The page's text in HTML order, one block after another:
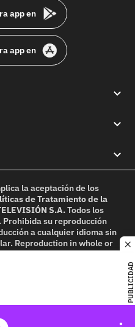
PUBLICIDAD
app en
app en
la aceptación de los
de Tratamiento de la
S.A.Todos los
Prohibida su reproducción
a cualquier idioma sin
Reproduction in whole or
written permission is